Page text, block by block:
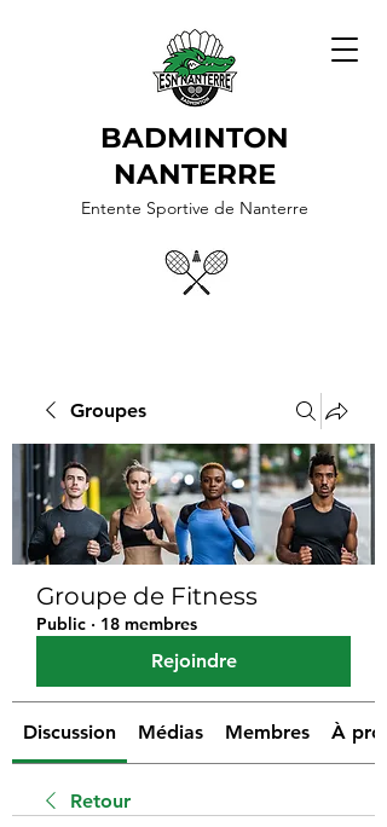
BADMINTON
NANTERRE
Entente Sportive de Nanterre
Groupes
Groupe de Fitness
Public · 18 membres
Rejoindre
Discussion Médias Membres À
Retour